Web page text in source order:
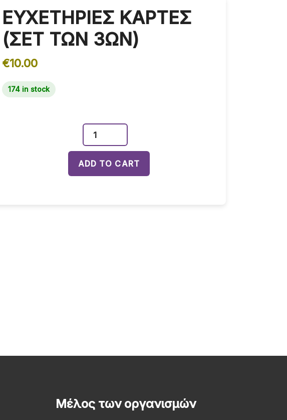
ΕΥΧΕΤΗΡΙΕΣ ΚΑΡΤΕΣ
(ΣΕΤ ΤΩΝ 3ΩΝ)
€10.00
174 in stock
ADD TO CART
Μέλος των οργανισμών